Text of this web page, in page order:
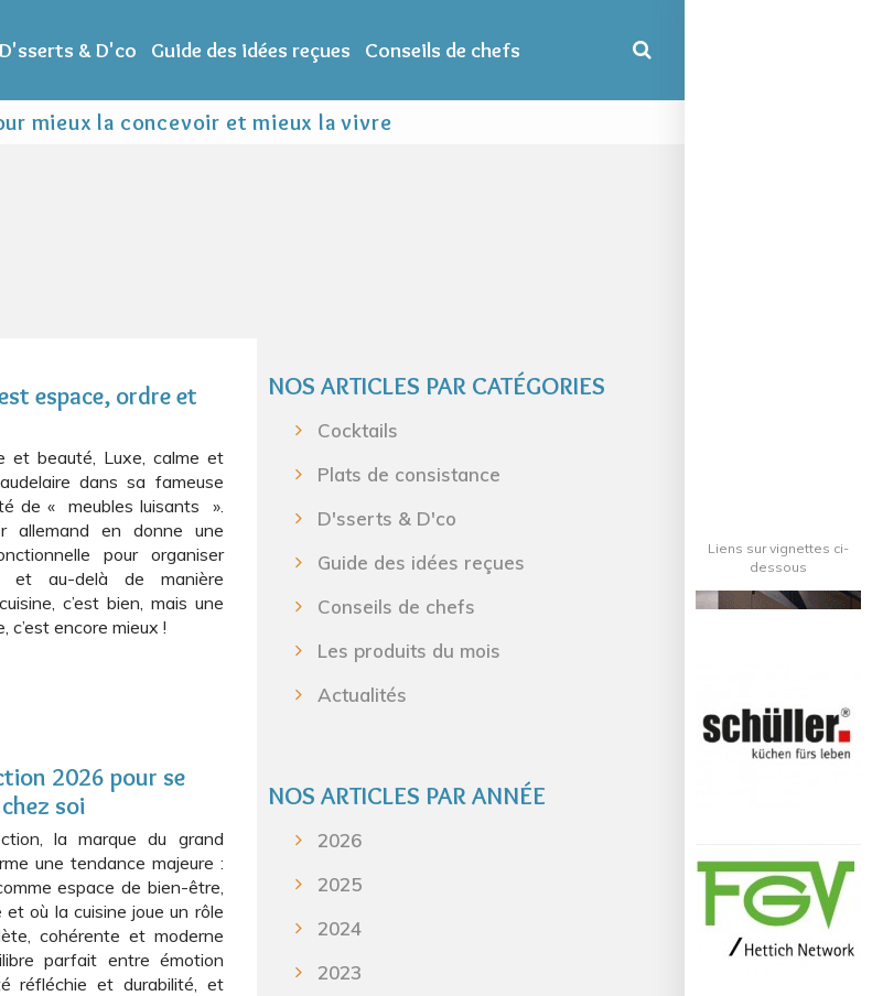
D'sserts & D'co Guide des idées reçues Conseils de chefs
mieux la concevoir et mieux la vivre
espace, ordre et
et beauté, Luxe, calme et
dans sa fameuse
de « meubles luisants ».
allemand en donne une
pour organiser
et au-delà de manière
c’est bien, mais une
c’est encore mieux !
2026 pour se
soi
la marque du grand
une tendance majeure :
espace de bien-être,
où la cuisine joue un rôle
cohérente et moderne
parfait entre émotion
réfléchie et durabilité, et
NOS ARTICLES PAR CATÉGORIES
Cocktails
Plats de consistance
D'sserts & D'co
Guide des idées reçues
Conseils de chefs
Les produits du mois
Actualités
NOS ARTICLES PAR ANNÉE
2026
2025
2024
2023
Liens sur vignettes ci-
dessous